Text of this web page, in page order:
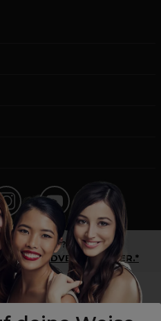
Profikunde?
FÜR ENDVERBRAUCHER.*